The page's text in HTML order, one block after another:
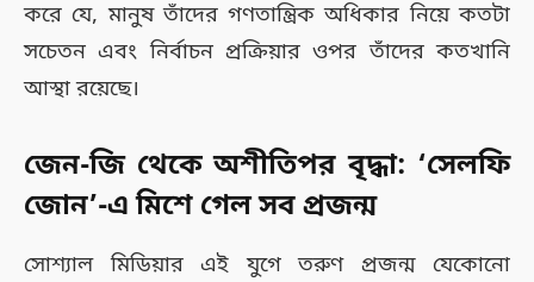
করে যে, মানুষ তাঁদের গণতান্ত্রিক অধিকার নিয়ে কতটা
সচেতন এবং নির্বাচন প্রক্রিয়ার ওপর তাঁদের কতখানি
আস্থা রয়েছে।
জেন-জি থেকে অশীতিপর বৃদ্ধা: ‘সেলফি
জোন’-এ মিশে গেল সব প্রজন্ম
সোশ্যাল মিডিয়ার এই যুগে তরুণ প্রজন্ম যেকোনো